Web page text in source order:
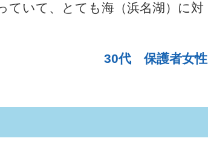
ていて、とても海（浜名湖）に対
30代 保護者女性